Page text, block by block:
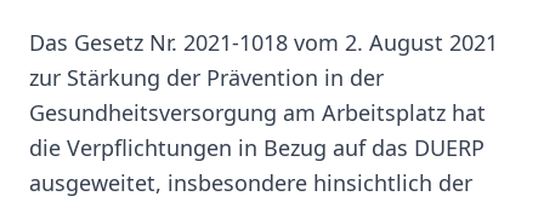
Das Gesetz Nr. 2021-1018 vom 2. August 2021
zur Stärkung der Prävention in der
Gesundheitsversorgung am Arbeitsplatz hat
die Verpflichtungen in Bezug auf das DUERP
ausgeweitet, insbesondere hinsichtlich der